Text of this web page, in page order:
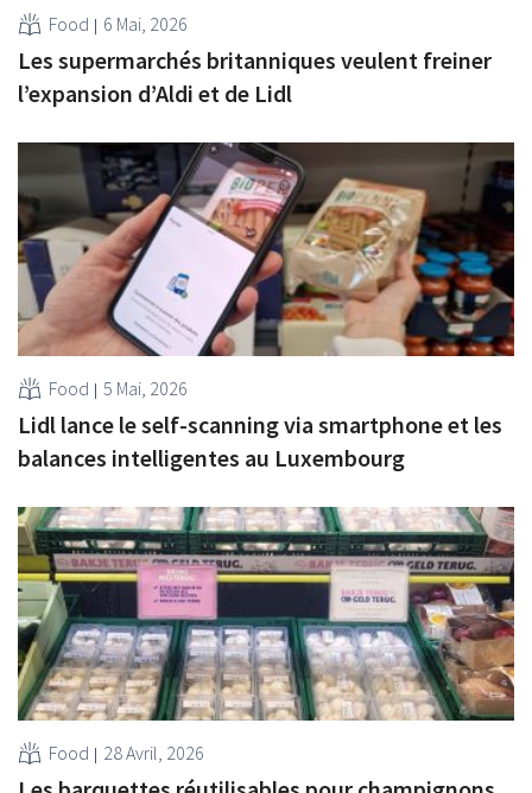
Food 6 Mai, 2026
Les supermarchés britanniques veulent freiner
l’expansion d’Aldi et de Lidl
Food 5 Mai, 2026
Lidl lance le self-scanning via smartphone et les
balances intelligentes au Luxembourg
Food 28 Avril, 2026